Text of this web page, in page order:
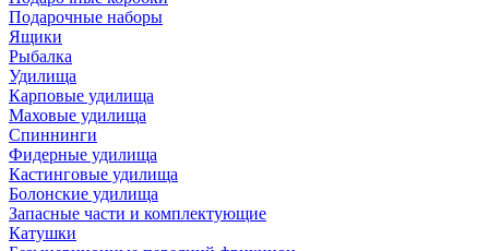
Подарочные наборы
Ящики
Рыбалка
Удилища
Карповые удилища
Маховые удилища
Спиннинги
Фидерные удилища
Кастинговые удилища
Болонские удилища
Запасные части и комплектующие
Катушки